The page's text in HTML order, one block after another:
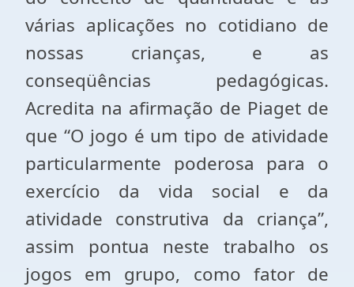
várias aplicações no cotidiano de
nossas crianças, e as
conseqüências pedagógicas.
Acredita na afirmação de Piaget de
que “O jogo é um tipo de atividade
particularmente poderosa para o
exercício da vida social e da
atividade construtiva da criança”,
assim pontua neste trabalho os
jogos em grupo, como fator de